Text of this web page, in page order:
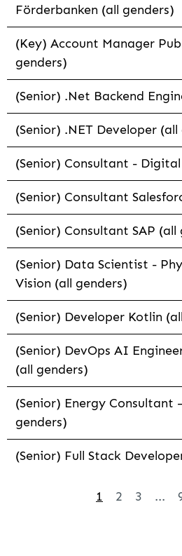
Förderbanken (all genders)
(Key) Account Manager
genders)
(Senior) .Net Backend
(Senior) .NET Developer (all
(Senior) Consultant -
(Senior) Consultant
(Senior) Consultant SAP (all
(Senior) Data Scientist -
Vision (all genders)
(Senior) Developer Kotlin
(Senior) DevOps AI
(all genders)
(Senior) Energy Consultant
genders)
(Senior) Full Stack
1 2 3 ...